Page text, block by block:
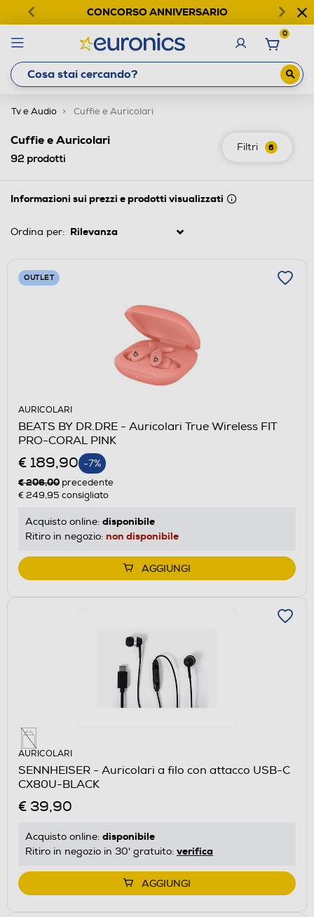
CONCORSO ANNIVERSARIO
0
Tv e Audio Cuffie e Auricolari
Filtri 6
Cuffie e Auricolari
92prodotti
Informazioni sui prezzi e prodotti visualizzati
Ordina per:
OUTLET
AURICOLARI
BEATS BY DR.DRE - Auricolari True Wireless FIT
PRO-CORAL PINK
€ 189,90 -7%
€ 206,00 precedente
€ 249,95 consigliato
Acquisto online: disponibile
Ritiro in negozio: non disponibile
AGGIUNGI
AURICOLARI
SENNHEISER - Auricolari a filo con attacco USB-C
CX80U-BLACK
€ 39,90
Acquisto online: disponibile
Ritiro in negozio in 30' gratuito: verifica
AGGIUNGI